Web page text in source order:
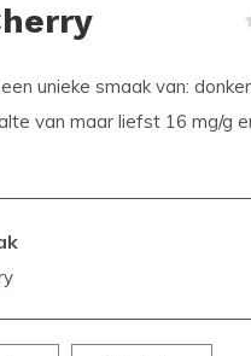
unieke smaak van:
van maar liefst 16 mg/g